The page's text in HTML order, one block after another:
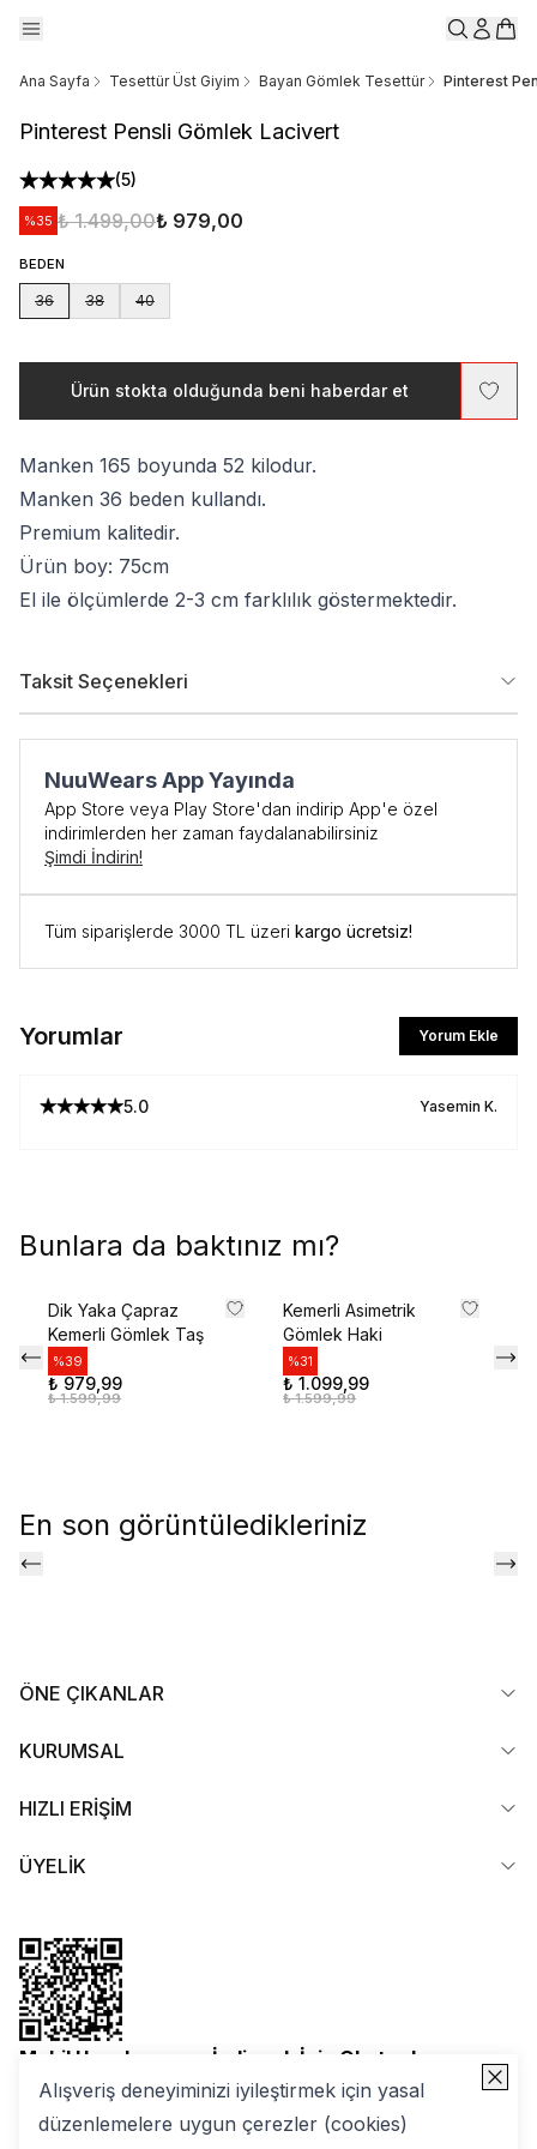
Alışveriş deneyiminizi iyileştirmek için yasal
düzenlemelere uygun çerezler (cookies)
Ana Sayfa Tesettür Üst Giyim Bayan Gömlek Tesettür Pinterest
Pinterest Pensli Gömlek Lacivert
(5)
%35 ₺ 1.499,00₺ 979,00
BEDEN
36 38 40
Ürün stokta olduğunda beni haberdar et
Manken 165 boyunda 52 kilodur.
Manken 36 beden kullandı.
Premium kalitedir.
Ürün boy: 75cm
El ile ölçümlerde 2-3 cm farklılık göstermektedir.
Taksit Seçenekleri
NuuWears App Yayında
App Store veya Play Store'dan indirip App'e özel
indirimlerden her zaman faydalanabilirsiniz
Şimdi İndirin!
Tüm siparişlerde 3000 TL üzeri kargo ücretsiz!
Yorumlar Yorum Ekle
5.0 Yasemin K.
Bunlara da baktınız mı?
Dik Yaka Çapraz
Kemerli Gömlek Taş
%39
₺ 979,99
₺ 1.599,99
Kemerli Asimetrik
Gömlek Haki
%31
₺ 1.099,99
₺ 1.599,99
En son görüntüledikleriniz
ÖNE ÇIKANLAR
KURUMSAL
HIZLI ERİŞİM
ÜYELİK
Mobil Uygulamamızı İndirmek İçin Okutun!
İlk Siparişe Özel
İlk siparişte %10 indirim kodunu öğrenmek ve
Kullanım Koşullarını kabul ediyorum
E-posta adresinizi girerek pazarlama ve tanıtım ile ilgili iletişim almayı kabul edersiniz ve
Gizlilik Politikamızı okuduğunuzu ve kabul ettiğinizi onaylarsınız.